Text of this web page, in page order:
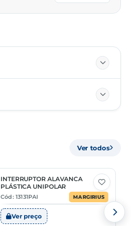
PC
85364900
Ver todos
6 Opções
INTERRUPTOR ALAVANCA
PLÁSTICA UNIPOLAR
Cód: 13131PAI MARGIRIUS
Ver preço